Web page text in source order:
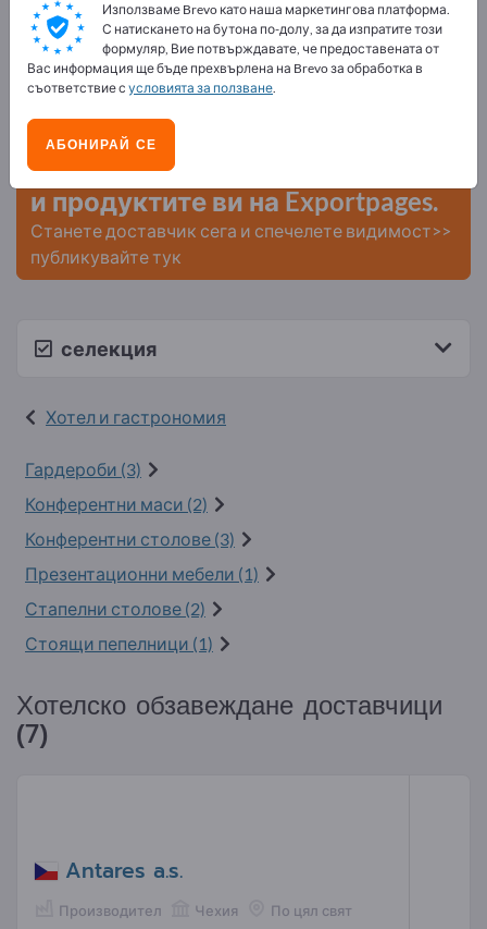
Рекламирайте безплатно в
Exportpages!
Нужди – Оферти – Използвани стоки – Бизнес
контакти >> започнете оттук
Публикувайте вашата компания
и продуктите ви на Exportpages.
Станете доставчик сега и спечелете видимост>>
публикувайте тук
селекция
Хотел и гастрономия
Гардероби (3)
Конферентни маси (2)
Конферентни столове (3)
Презентационни мебели (1)
Стапелни столове (2)
Стоящи пепелници (1)
Хотелско обзавеждане доставчици
(7)
Antares a.s.
Производител Чехия По цял свят
Използваме Brevo като наша маркетингова платформа.
С натискането на бутона по-долу, за да изпратите този
формуляр, Вие потвърждавате, че предоставената от
Вас информация ще бъде прехвърлена на Brevo за обработка в
съответствие с условията за ползване.
АБОНИРАЙ СЕ